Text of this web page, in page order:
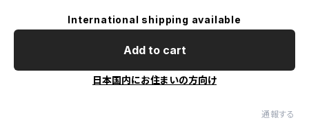
International shipping available
Add to cart
日本国内にお住まいの方向け
通報する